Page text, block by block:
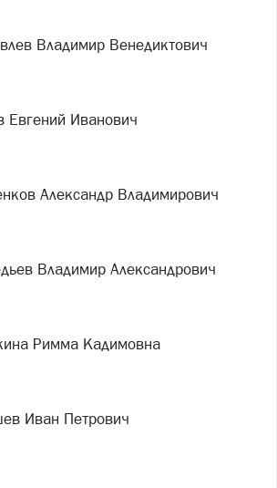
Владимир Венедиктович
Евгений Иванович
Александр Владимирович
Владимир Александрович
Римма Кадимовна
Иван Петрович